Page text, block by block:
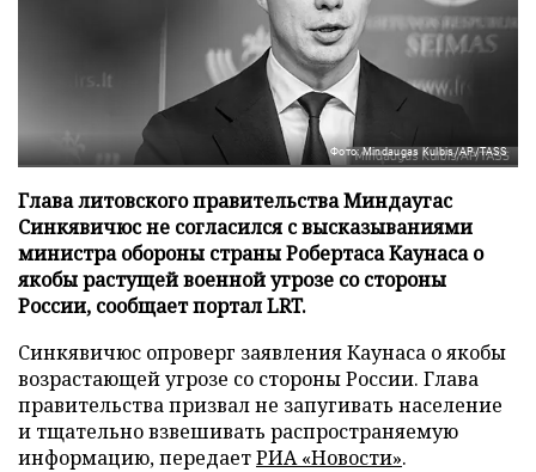
Фото: Mindaugas Kulbis/AP/TASS
Глава литовского правительства Миндаугас
Синкявичюс не согласился с высказываниями
министра обороны страны Робертаса Каунаса о
якобы растущей военной угрозе со стороны
России, сообщает портал LRT.
Синкявичюс опроверг заявления Каунаса о якобы
возрастающей угрозе со стороны России. Глава
правительства призвал не запугивать население
и тщательно взвешивать распространяемую
информацию, передаетРИА «Новости».